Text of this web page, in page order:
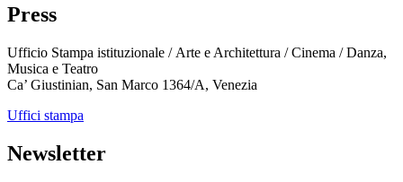
Press
Ufficio Stampa istituzionale / Arte e Architettura / Cinema / Danza,
Musica e Teatro
Ca’ Giustinian, San Marco 1364/A, Venezia
Uffici stampa
Newsletter